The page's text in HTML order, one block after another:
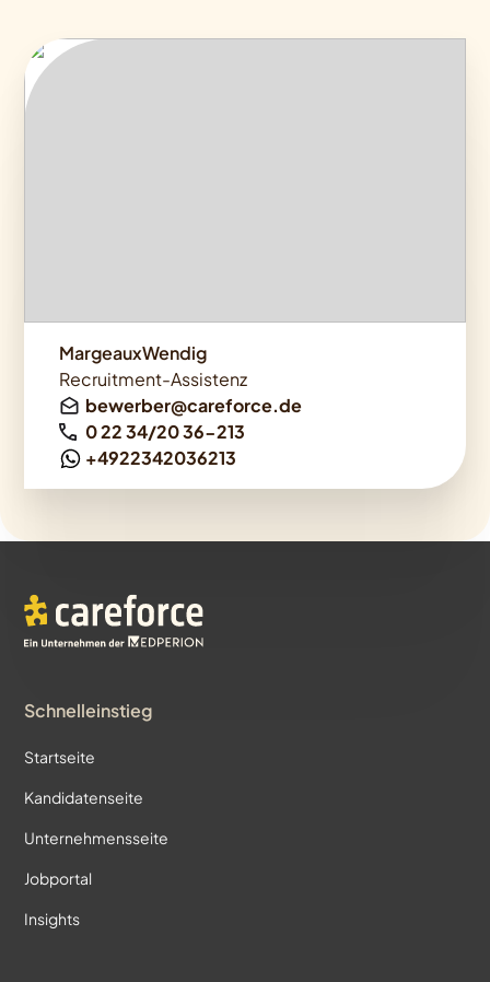
MargeauxWendig
Recruitment-Assistenz
bewerber@careforce.de
0 22 34/20 36-213
+4922342036213
Schnelleinstieg
Startseite
Kandidatenseite
Unternehmensseite
Jobportal
Insights